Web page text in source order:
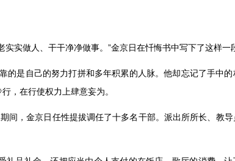
实做人、干干净净做事。 ”金京日在忏悔书中写下了这样一
的是自己的努力打拼和多年积累的人脉。他却忘记了手中的
，在行使权力上肆意妄为。
间，金京日任性提拔调任了十多名干部。派出所所长、教导